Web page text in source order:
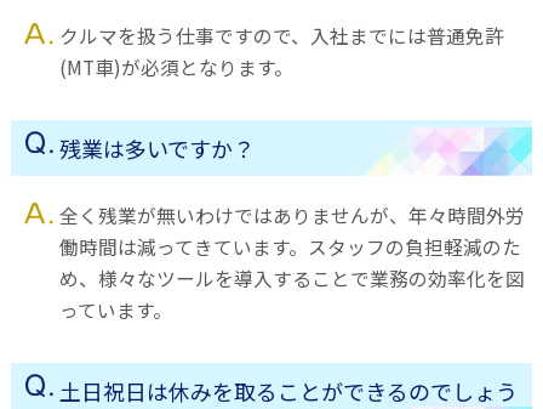
クルマを扱う仕事ですので、入社までには普通免許
(MT車)が必須となります。
残業は多いですか？
全く残業が無いわけではありませんが、年々時間外労
働時間は減ってきています。スタッフの負担軽減のた
め、様々なツールを導入することで業務の効率化を図
っています。
土日祝日は休みを取ることができるのでしょう